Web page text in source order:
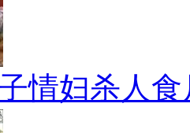
情妇杀人食